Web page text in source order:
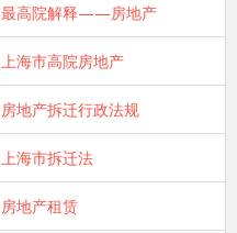
最高院解释——房地产
上海市高院房地产
房地产拆迁行政法规
上海市拆迁法
房地产租赁